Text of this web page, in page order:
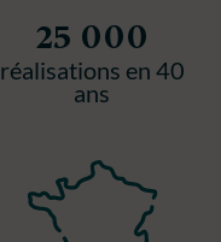
25 000
réalisations en 40
ans